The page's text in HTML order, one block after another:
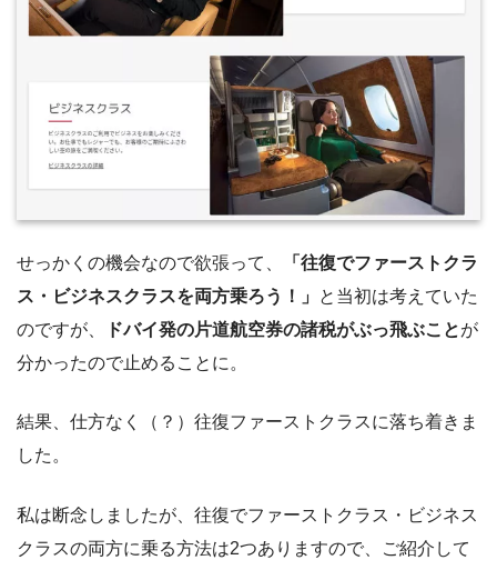
せっかくの機会なので欲張って、
「往復でファーストクラ
ス・ビジネスクラスを両方乗ろう！」
と当初は考えていた
のですが、
ドバイ発の片道航空券の諸税がぶっ飛ぶことが
分かったので止めることに。
結果、仕方なく（？）往復ファーストクラスに落ち着きま
した。
私は断念しましたが、往復でファーストクラス・ビジネス
クラスの両方に乗る方法は2つありますので、ご紹介して